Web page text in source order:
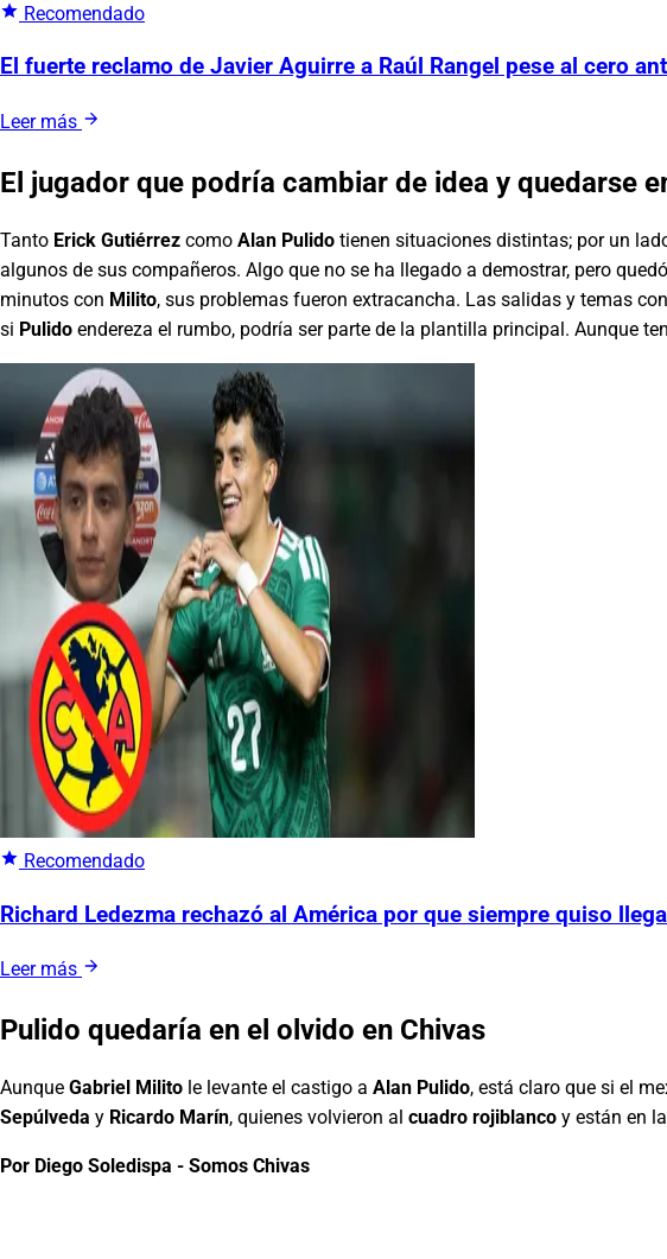
Recomendado
El fuerte reclamo de Javier Aguirre a Raúl Rangel pese al cero
Leer más
El jugador que podría cambiar de idea y quedarse
Tanto Erick Gutiérrez como Alan Pulido tienen situaciones distintas; por un
algunos de sus compañeros. Algo que no se ha llegado a demostrar, pero
minutos con Milito, sus problemas fueron extracancha. Las salidas y temas
si Pulido endereza el rumbo, podría ser parte de la plantilla principal. Aunque
Recomendado
Richard Ledezma rechazó al América por que siempre quiso
Leer más
Pulido quedaría en el olvido en Chivas
Aunque Gabriel Milito le levante el castigo a Alan Pulido, está claro que si el
Sepúlveda y Ricardo Marín, quienes volvieron al cuadro rojiblanco y están en
Por Diego Soledispa - Somos Chivas